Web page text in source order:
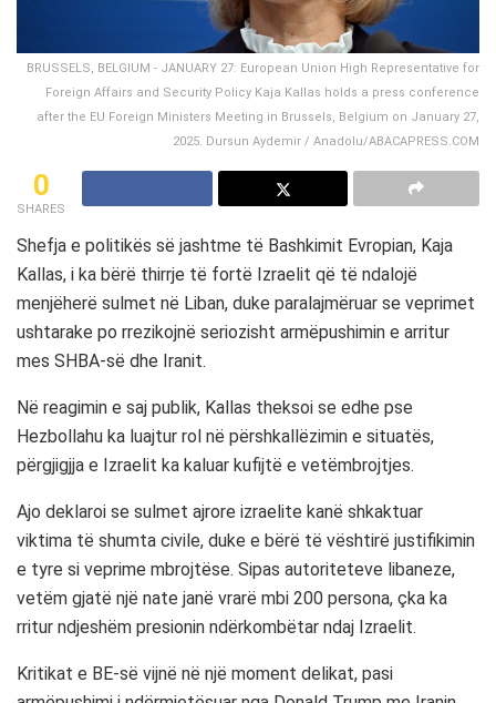
BRUSSELS, BELGIUM - JANUARY 27: European Union High Representative for
Foreign Affairs and Security Policy Kaja Kallas holds a press conference
after the EU Foreign Ministers Meeting in Brussels, Belgium on January 27,
2025. Dursun Aydemir / Anadolu/ABACAPRESS.COM
0
SHARES
Shefja e politikës së jashtme të Bashkimit Evropian, Kaja
Kallas, i ka bërë thirrje të fortë Izraelit që të ndalojë
menjëherë sulmet në Liban, duke paralajmëruar se veprimet
ushtarake po rrezikojnë seriozisht armëpushimin e arritur
mes SHBA-së dhe Iranit.
Në reagimin e saj publik, Kallas theksoi se edhe pse
Hezbollahu ka luajtur rol në përshkallëzimin e situatës,
përgjigjja e Izraelit ka kaluar kufijtë e vetëmbrojtjes.
Ajo deklaroi se sulmet ajrore izraelite kanë shkaktuar
viktima të shumta civile, duke e bërë të vështirë justifikimin
e tyre si veprime mbrojtëse. Sipas autoriteteve libaneze,
vetëm gjatë një nate janë vrarë mbi 200 persona, çka ka
rritur ndjeshëm presionin ndërkombëtar ndaj Izraelit.
Kritikat e BE-së vijnë në një moment delikat, pasi